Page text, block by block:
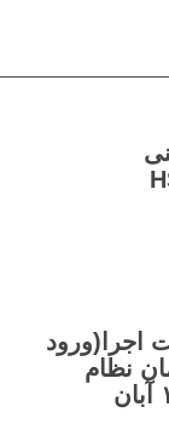
اجرا(ورود
نظام